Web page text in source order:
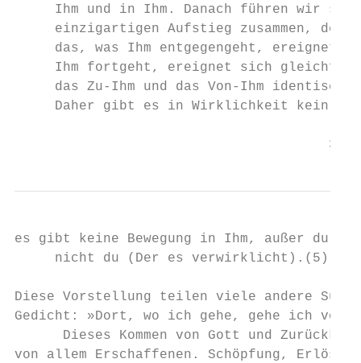
Ihm und in Ihm. Danach führen wir sie
einzigartigen Aufstieg zusammen, der
das, was Ihm entgegengeht, ereignet
Ihm fortgeht, ereignet sich
das Zu-Ihm und das Von-Ihm identisch
Daher gibt es in Wirklichkeit kein
                                       3
es gibt keine Bewegung in Ihm, außer
     nicht du (Der es verwirklicht).(5)
Diese Vorstellung teilen viele andere
Gedicht: »Dort, wo ich gehe, gehe ich von
Dieses Kommen von Gott und
von allem Erschaffenen. Schöpfung,